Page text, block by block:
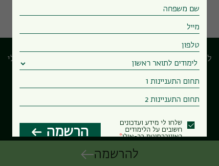
לוח המפגשים המרכזי הבחירות שלי
Powered by Forms-Wizard
שלחו לי מידע ועדכונים
חשובים על הלימודים
באוניברסיטת בר-אילן
הרשמה
להרשמה